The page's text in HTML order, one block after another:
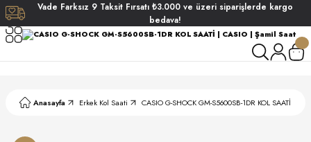
Vade Farksız 9 Taksit Fırsatı ₺3.000 ve üzeri siparişlerde kargo
bedava!
Anasayfa Erkek Kol Saati CASIO G-SHOCK GM-S5600SB-1DR KOL SAATİ